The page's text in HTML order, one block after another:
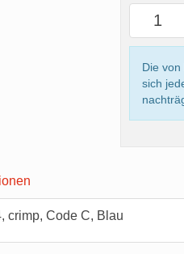
Die
sich
crimp, Code C, Blau